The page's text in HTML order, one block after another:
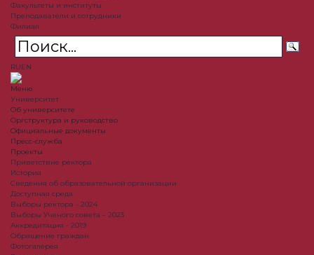
Факультеты и институты
Преподаватели и сотрудники
Филиал
RUEN
Меню
Университет
Об университете
Оргструктура и руководство
Официальные документы
Пресс-служба
Проекты
Приветствие ректора
История
Сведения об образовательной организации
Доступная среда
Выборы ректора - 2024
Выборы Ученого совета – 2023
Аккредитация - 2019
Обращение граждан
Фотогалерея